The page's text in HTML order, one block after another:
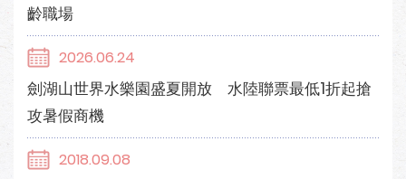
齡職場
2026.06.24
劍湖山世界水樂園盛夏開放 水陸聯票最低1折起搶
攻暑假商機
2018.09.08